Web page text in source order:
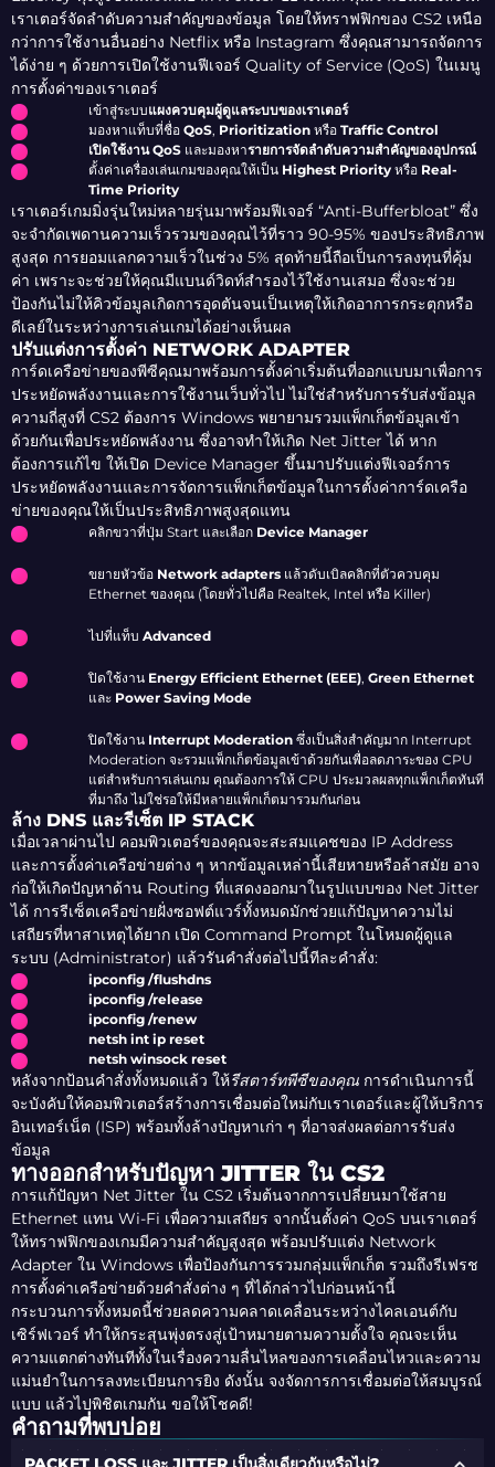
เราเตอร์จัดลำดับความสำคัญของข้อมูล โดยให้ทราฟฟิกของ CS2 เหนือ
กว่าการใช้งานอื่นอย่าง Netflix หรือ Instagram ซึ่งคุณสามารถจัดการ
ได้ง่าย ๆ ด้วยการเปิดใช้งานฟีเจอร์ Quality of Service (QoS) ในเมนู
การตั้งค่าของเราเตอร์
เข้าสู่ระบบแผงควบคุมผู้ดูแลระบบของเราเตอร์
มองหาแท็บที่ชื่อ QoS, Prioritization หรือ Traffic Control
เปิดใช้งาน QoS และมองหารายการจัดลำดับความสำคัญของอุปกรณ์
ตั้งค่าเครื่องเล่นเกมของคุณให้เป็น Highest Priority หรือ Real-
Time Priority
เราเตอร์เกมมิ่งรุ่นใหม่หลายรุ่นมาพร้อมฟีเจอร์ “Anti-Bufferbloat” ซึ่ง
จะจำกัดเพดานความเร็วรวมของคุณไว้ที่ราว 90-95% ของประสิทธิภาพ
สูงสุด การยอมแลกความเร็วในช่วง 5% สุดท้ายนี้ถือเป็นการลงทุนที่คุ้ม
ค่า เพราะจะช่วยให้คุณมีแบนด์วิดท์สำรองไว้ใช้งานเสมอ ซึ่งจะช่วย
ป้องกันไม่ให้คิวข้อมูลเกิดการอุดตันจนเป็นเหตุให้เกิดอาการกระตุกหรือ
ดีเลย์ในระหว่างการเล่นเกมได้อย่างเห็นผล
ปรับแต่งการตั้งค่า NETWORK ADAPTER
การ์ดเครือข่ายของพีซีคุณมาพร้อมการตั้งค่าเริ่มต้นที่ออกแบบมาเพื่อการ
ประหยัดพลังงานและการใช้งานเว็บทั่วไป ไม่ใช่สำหรับการรับส่งข้อมูล
ความถี่สูงที่ CS2 ต้องการ Windows พยายามรวมแพ็กเก็ตข้อมูลเข้า
ด้วยกันเพื่อประหยัดพลังงาน ซึ่งอาจทำให้เกิด Net Jitter ได้ หาก
ต้องการแก้ไข ให้เปิด Device Manager ขึ้นมาปรับแต่งฟีเจอร์การ
ประหยัดพลังงานและการจัดการแพ็กเก็ตข้อมูลในการตั้งค่าการ์ดเครือ
ข่ายของคุณให้เป็นประสิทธิภาพสูงสุดแทน
คลิกขวาที่ปุ่ม Start และเลือก Device Manager
ขยายหัวข้อ Network adapters แล้วดับเบิลคลิกที่ตัวควบคุม
Ethernet ของคุณ (โดยทั่วไปคือ Realtek, Intel หรือ Killer)
ไปที่แท็บ Advanced
ปิดใช้งาน Energy Efficient Ethernet (EEE), Green Ethernet
และ Power Saving Mode
ปิดใช้งาน Interrupt Moderation ซึ่งเป็นสิ่งสำคัญมาก Interrupt
Moderation จะรวมแพ็กเก็ตข้อมูลเข้าด้วยกันเพื่อลดภาระของ CPU
แต่สำหรับการเล่นเกม คุณต้องการให้ CPU ประมวลผลทุกแพ็กเก็ตทันที
ที่มาถึง ไม่ใช่รอให้มีหลายแพ็กเก็ตมารวมกันก่อน
ล้าง DNS และรีเซ็ต IP STACK
เมื่อเวลาผ่านไป คอมพิวเตอร์ของคุณจะสะสมแคชของ IP Address
และการตั้งค่าเครือข่ายต่าง ๆ หากข้อมูลเหล่านี้เสียหายหรือล้าสมัย อาจ
ก่อให้เกิดปัญหาด้าน Routing ที่แสดงออกมาในรูปแบบของ Net Jitter
ได้ การรีเซ็ตเครือข่ายฝั่งซอฟต์แวร์ทั้งหมดมักช่วยแก้ปัญหาความไม่
เสถียรที่หาสาเหตุได้ยาก เปิด Command Prompt ในโหมดผู้ดูแล
ระบบ (Administrator) แล้วรันคำสั่งต่อไปนี้ทีละคำสั่ง:
ipconfig /flushdns
ipconfig /release
ipconfig /renew
netsh int ip reset
netsh winsock reset
หลังจากป้อนคำสั่งทั้งหมดแล้ว ให้รีสตาร์ทพีซีของคุณ การดำเนินการนี้
จะบังคับให้คอมพิวเตอร์สร้างการเชื่อมต่อใหม่กับเราเตอร์และผู้ให้บริการ
อินเทอร์เน็ต (ISP) พร้อมทั้งล้างปัญหาเก่า ๆ ที่อาจส่งผลต่อการรับส่ง
ข้อมูล
ทางออกสำหรับปัญหา JITTER ใน CS2
การแก้ปัญหา Net Jitter ใน CS2 เริ่มต้นจากการเปลี่ยนมาใช้สาย
Ethernet แทน Wi-Fi เพื่อความเสถียร จากนั้นตั้งค่า QoS บนเราเตอร์
ให้ทราฟฟิกของเกมมีความสำคัญสูงสุด พร้อมปรับแต่ง Network
Adapter ใน Windows เพื่อป้องกันการรวมกลุ่มแพ็กเก็ต รวมถึงรีเฟรช
การตั้งค่าเครือข่ายด้วยคำสั่งต่าง ๆ ที่ได้กล่าวไปก่อนหน้านี้
กระบวนการทั้งหมดนี้ช่วยลดความคลาดเคลื่อนระหว่างไคลเอนต์กับ
เซิร์ฟเวอร์ ทำให้กระสุนพุ่งตรงสู่เป้าหมายตามความตั้งใจ คุณจะเห็น
ความแตกต่างทันทีทั้งในเรื่องความลื่นไหลของการเคลื่อนไหวและความ
แม่นยำในการลงทะเบียนการยิง ดังนั้น จงจัดการการเชื่อมต่อให้สมบูรณ์
แบบ แล้วไปพิชิตเกมกัน ขอให้โชคดี!
คำถามที่พบบ่อย